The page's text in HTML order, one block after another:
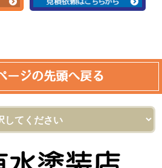
ージの先頭へ戻る